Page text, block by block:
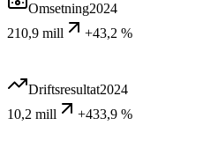
Omsetning2024
210,9 mill
+43,2 %
Driftsresultat2024
10,2 mill
+433,9 %